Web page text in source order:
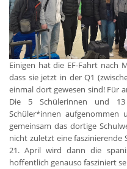
Einigen hat die EF-Fahrt nach
dass sie jetzt in der Q1
einmal dort gewesen sind! Für
Die 5 Schülerinnen und
Schüler*innen aufgenommen
gemeinsam das dortige
nicht zuletzt eine faszinierende
21. April wird dann die
hoffentlich genauso fasziniert